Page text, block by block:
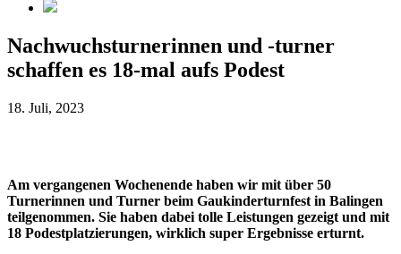
Nachwuchsturnerinnen und -turner
schaffen es 18-mal aufs Podest
18. Juli, 2023
Am vergangenen Wochenende haben wir mit über 50
Turnerinnen und Turner beim Gaukinderturnfest in Balingen
teilgenommen. Sie haben dabei tolle Leistungen gezeigt und mit
18 Podestplatzierungen, wirklich super Ergebnisse erturnt.